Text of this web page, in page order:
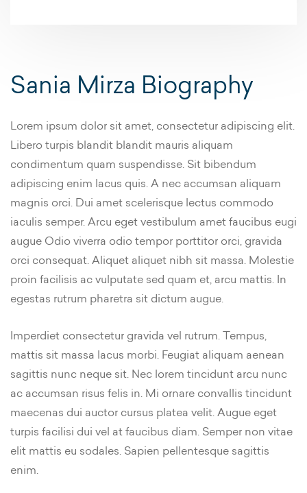
Sania Mirza Biography
Lorem ipsum dolor sit amet, consectetur adipiscing elit.
Libero turpis blandit blandit mauris aliquam
condimentum quam suspendisse. Sit bibendum
adipiscing enim lacus quis. A nec accumsan aliquam
magnis orci. Dui amet scelerisque lectus commodo
iaculis semper. Arcu eget vestibulum amet faucibus eugi
augue Odio viverra odio tempor porttitor orci, gravida
orci consequat. Aliquet aliquet nibh sit massa. Molestie
proin facilisis ac vulputate sed quam et, arcu mattis. In
egestas rutrum pharetra sit dictum augue.
Imperdiet consectetur gravida vel rutrum. Tempus,
mattis sit massa lacus morbi. Feugiat aliquam aenean
sagittis nunc neque sit. Nec lorem tincidunt arcu nunc
ac accumsan risus felis in. Mi ornare convallis tincidunt
maecenas dui auctor cursus platea velit. Augue eget
turpis facilisi dui vel at faucibus diam. Semper non vitae
elit mattis eu sodales. Sapien pellentesque sagittis
enim.